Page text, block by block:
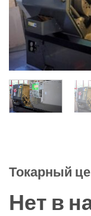
Токарный
Нет в